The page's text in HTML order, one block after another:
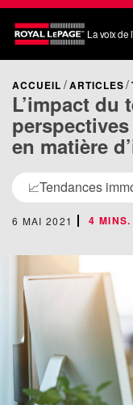
La voix de
ACCUEIL ARTICLES
L’impact du
en matière
📈Tendances
6 MAI 2021 4